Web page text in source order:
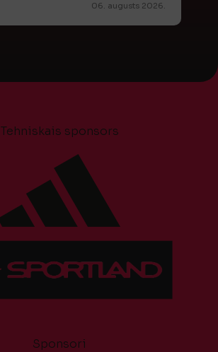
06. augusts 2026.
Tehniskais sponsors
Sponsori